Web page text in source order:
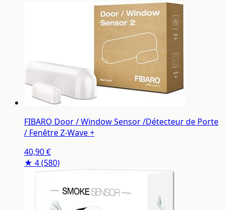
FIBARO Door / Window Sensor /Détecteur de Porte
/ Fenêtre Z-Wave +
40,90 €
★ 4(580)